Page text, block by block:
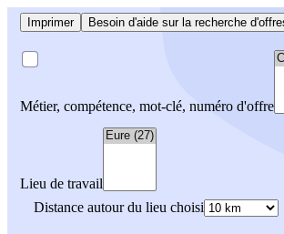
Imprimer Besoin d'aide sur la recherche
Métier, compétence, mot-clé, numéro d'offre
Lieu de travail
Distance autour du lieu choisi